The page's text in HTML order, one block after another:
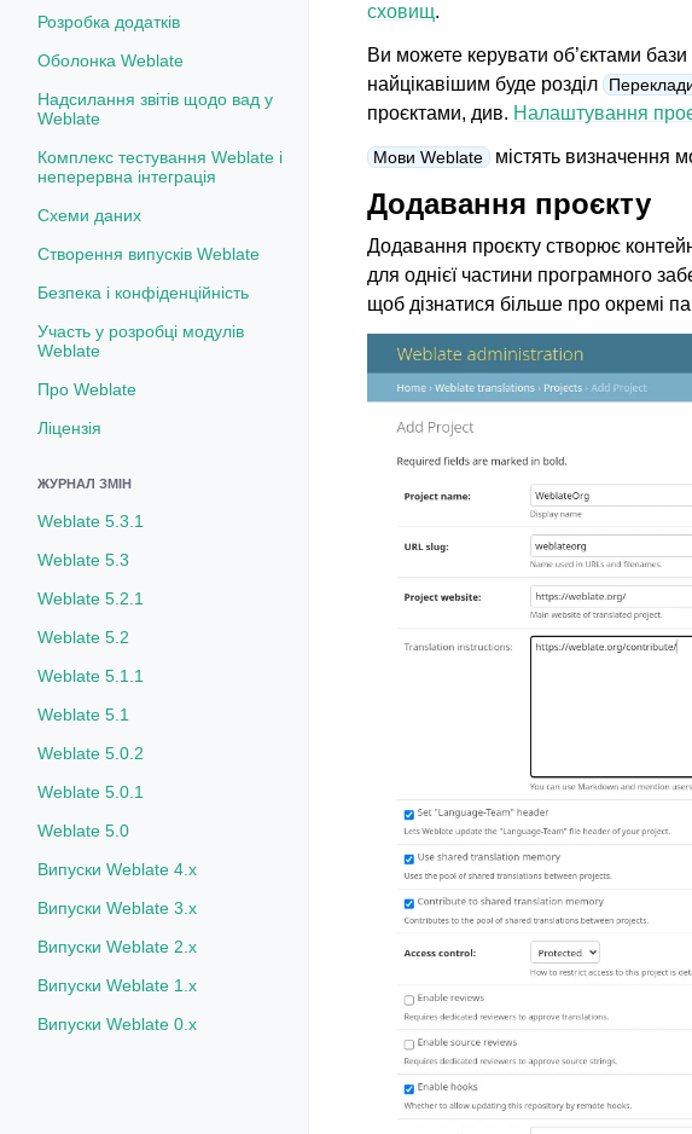
Розробка додатків
Оболонка Weblate
Надсилання звітів щодо вад у
Weblate
Комплекс тестування Weblate і
неперервна інтеграція
Схеми даних
Створення випусків Weblate
Безпека і конфіденційність
Участь у розробці модулів
Weblate
Про Weblate
Ліцензія
ЖУРНАЛ ЗМІН
Weblate 5.3.1
Weblate 5.3
Weblate 5.2.1
Weblate 5.2
Weblate 5.1.1
Weblate 5.1
Weblate 5.0.2
Weblate 5.0.1
Weblate 5.0
Випуски Weblate 4.x
Випуски Weblate 3.x
Випуски Weblate 2.x
Випуски Weblate 1.x
Випуски Weblate 0.x
сховищ.
Ви можете керувати об’єктами
найцікавішим буде розділ
проєктами, див. Налаштування
Мови Weblate містять визначення
Додавання проєкту
Додавання проєкту створює
для однієї частини програмного
щоб дізнатися більше про окремі